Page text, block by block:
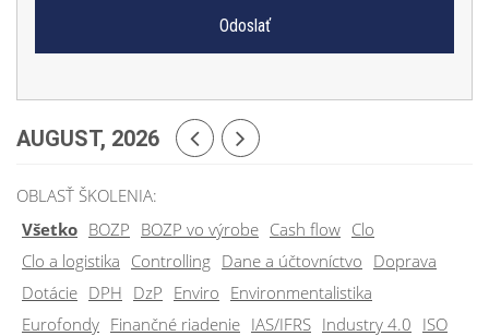
AUGUST, 2026
OBLASŤ ŠKOLENIA:
Všetko BOZP BOZP vo výrobe Cash flow Clo
Clo a logistika Controlling Dane a účtovníctvo Doprava
Dotácie DPH DzP Enviro Environmentalistika
Eurofondy Finančné riadenie IAS/IFRS Industry 4.0 ISO